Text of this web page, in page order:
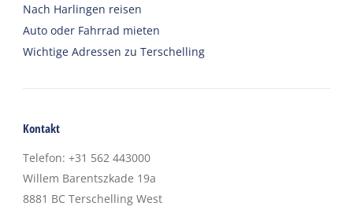
Nach Harlingen reisen
Auto oder Fahrrad mieten
Wichtige Adressen zu Terschelling
Kontakt
Telefon: +31 562 443000
Willem Barentszkade 19a
8881 BC Terschelling West